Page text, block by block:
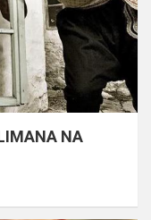
NA